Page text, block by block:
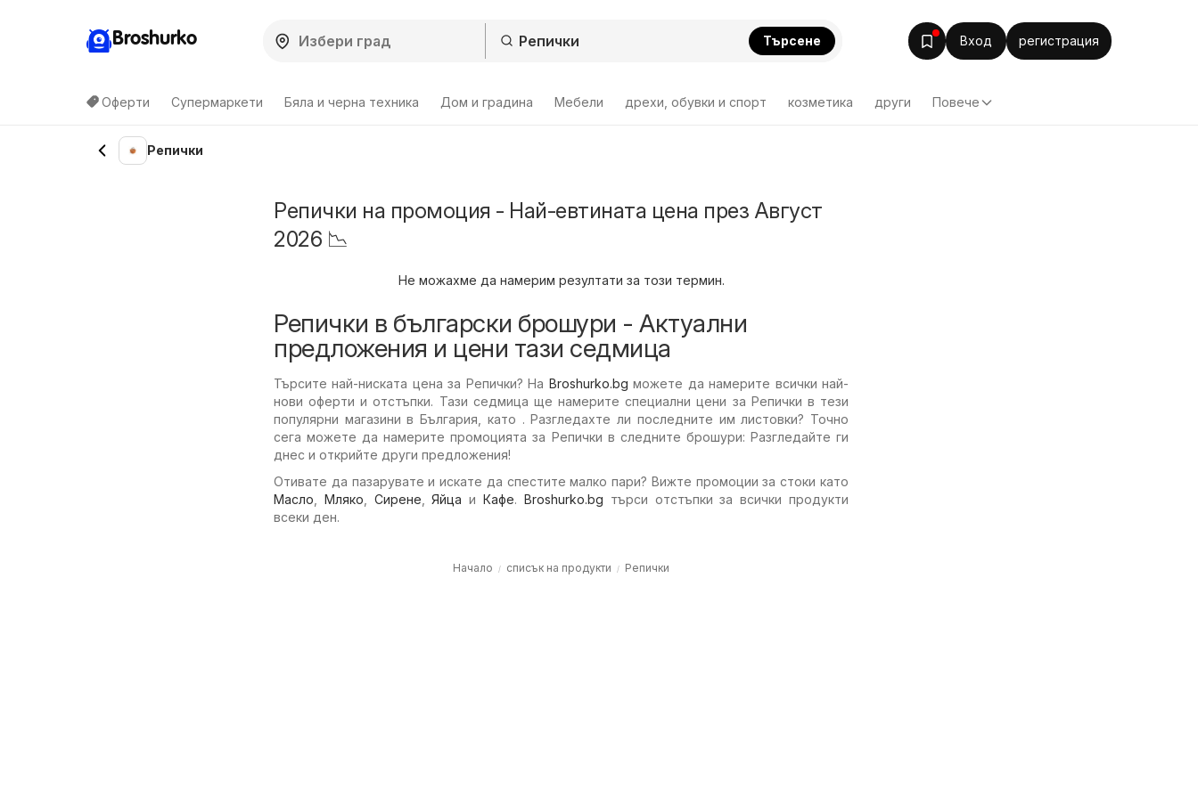
Broshurko Търсене Вход регистрация
Оферти Супермаркети Бяла и черна техника Дом и градина Мебели дрехи, обувки и спорт козметика други Повече
Репички
Репички на промоция - Най-евтината цена през Август
2026 📉
Не можахме да намерим резултати за този термин.
Репички в български брошури - Актуални
предложения и цени тази седмица
Търсите най-ниската цена за Репички? На Broshurko.bg можете да намерите всички най-
нови оферти и отстъпки. Тази седмица ще намерите специални цени за Репички в тези
популярни магазини в България, като . Разгледахте ли последните им листовки? Точно
сега можете да намерите промоцията за Репички в следните брошури: Разгледайте ги
днес и открийте други предложения!
Отивате да пазарувате и искате да спестите малко пари? Вижте промоции за стоки като
Масло
Мляко Сирене ,Яйца иКафе. Broshurko.bg търси отстъпки за всички продукти
всеки ден.
Начало списък на продукти Репички